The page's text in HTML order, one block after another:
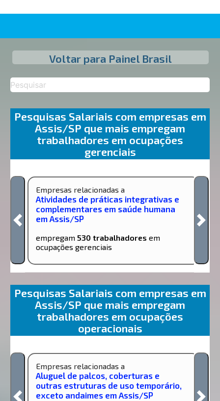
Voltar para Painel Brasil
Pesquisas Salariais com empresas em
Assis/SP que mais empregam
trabalhadores em ocupações
gerenciais
Empresas relacionadas a
Atividades de práticas integrativas e
complementares em saúde humana
em Assis/SP
empregam 530 trabalhadores em
ocupações gerenciais
Pesquisas Salariais com empresas em
Assis/SP que mais empregam
trabalhadores em ocupações
operacionais
Empresas relacionadas a
Aluguel de palcos, coberturas e
outras estruturas de uso temporário,
exceto andaimes em Assis/SP